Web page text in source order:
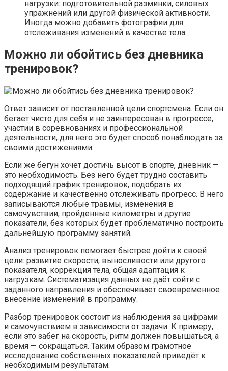
нагрузки: подготовительной разминки, силовых
упражнений или другой физической активности.
Иногда можно добавить фотографии для
отслеживания изменений в качестве тела.
Можно ли обойтись без дневника
тренировок?
Ответ зависит от поставленной цели спортсмена. Если он
бегает чисто для себя и не заинтересован в прогрессе,
участии в соревнованиях и профессиональной
деятельности, для него это будет способ понаблюдать за
своими достижениями.
Если же бегун хочет достичь высот в спорте, дневник —
это необходимость. Без него будет трудно составить
подходящий график тренировок, подобрать их
содержание и качественно отслеживать прогресс. В него
записываются любые травмы, изменения в
самочувствии, пройденные километры и другие
показатели, без которых будет проблематично построить
дальнейшую программу занятий.
Анализ тренировок помогает быстрее дойти к своей
цели: развитие скорости, выносливости или другого
показателя, коррекция тела, общая адаптация к
нагрузкам. Систематизация данных не даёт сойти с
заданного направления и обеспечивает своевременное
внесение изменений в программу.
Разбор тренировок состоит из наблюдения за цифрами
и самочувствием в зависимости от задачи. К примеру,
если это забег на скорость, ритм должен повышаться, а
время — сокращаться. Таким образом грамотное
исследование собственных показателей приведёт к
необходимым результатам.